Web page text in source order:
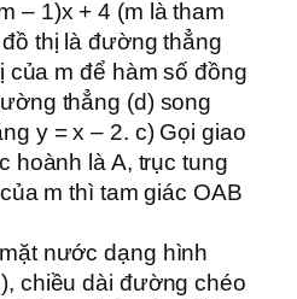
– 1)x + 4 (m là tham
thị là đường thẳng
của m để hàm số đồng
thẳng (d) song
y = x – 2. c) Gọi giao
hoành là A, trục tung
m thì tam giác OAB
nước dạng hình
chiều dài đường chéo